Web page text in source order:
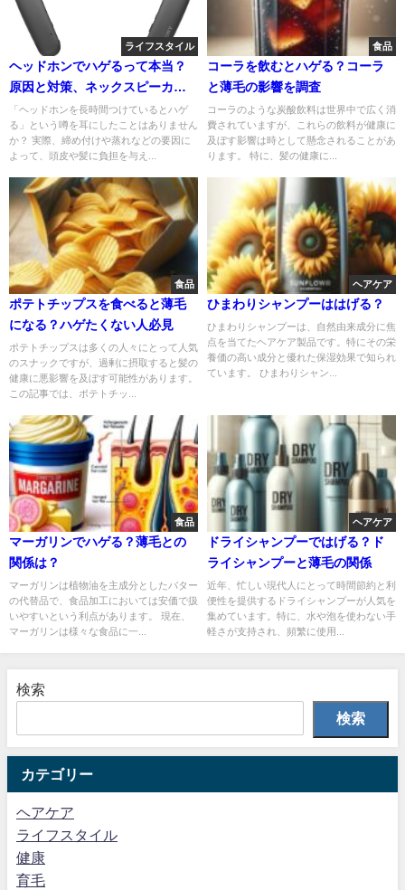
ライフスタイル
ヘッドホンでハゲるって本当？
原因と対策、ネックスピーカー
おすすめ5選
「ヘッドホンを長時間つけているとハゲ
る」という噂を耳にしたことはありません
か？ 実際、締め付けや蒸れなどの要因に
よって、頭皮や髪に負担を与え...
食品
コーラを飲むとハゲる？コーラ
と薄毛の影響を調査
コーラのような炭酸飲料は世界中で広く消
費されていますが、これらの飲料が健康に
及ぼす影響は時として懸念されることがあ
ります。 特に、髪の健康に...
食品
ポテトチップスを食べると薄毛
になる？ハゲたくない人必見
ポテトチップスは多くの人々にとって人気
のスナックですが、過剰に摂取すると髪の
健康に悪影響を及ぼす可能性があります。
この記事では、ポテトチッ...
ヘアケア
ひまわりシャンプーははげる？
ひまわりシャンプーは、自然由来成分に焦
点を当てたヘアケア製品です。特にその栄
養価の高い成分と優れた保湿効果で知られ
ています。 ひまわりシャン...
食品
マーガリンでハゲる？薄毛との
関係は？
マーガリンは植物油を主成分としたバター
の代替品で、食品加工においては安価で扱
いやすいという利点があります。 現在、
マーガリンは様々な食品に一...
ヘアケア
ドライシャンプーではげる？ド
ライシャンプーと薄毛の関係
近年、忙しい現代人にとって時間節約と利
便性を提供するドライシャンプーが人気を
集めています。特に、水や泡を使わない手
軽さが支持され、頻繁に使用...
検索
検索
カテゴリー
ヘアケア
ライフスタイル
健康
育毛